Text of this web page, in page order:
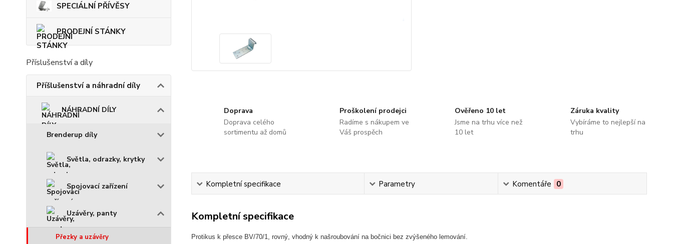
SPECIÁLNÍ PŘÍVĚSY
PRODEJNÍ STÁNKY
Příslušenství a díly
Příšlušenství a náhradní díly
NÁHRADNÍ DÍLY
Brenderup díly
Světla, odrazky, krytky
Spojovací zařízení
Uzávěry, panty
Přezky a uzávěry
Doprava
Doprava celého
sortimentu až domů
Proškolení prodejci
Radíme s nákupem ve
Váš prospěch
Ověřeno 10 let
Jsme na trhu více než
10 let
Záruka kvality
Vybíráme to nejlepší na
trhu
Kompletní specifikace Parametry Komentáře 0
Kompletní specifikace
Protikus k přesce BV/70/1, rovný, vhodný k našroubování na bočnici bez zvýšeného lemování.